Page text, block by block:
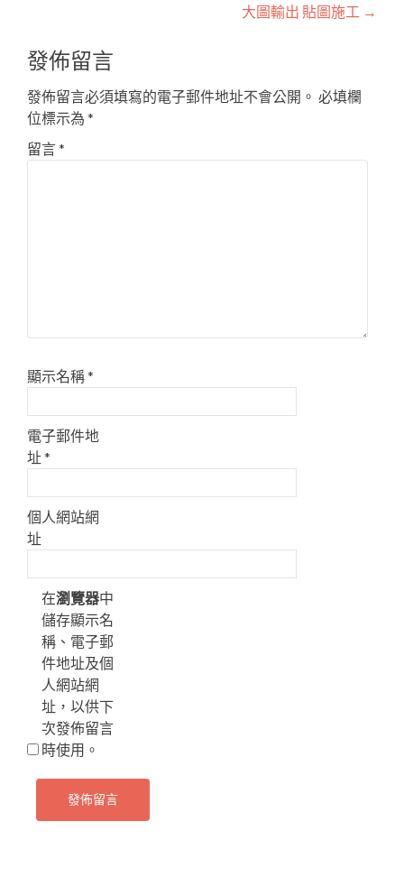
大圖輸出 貼圖施工 →
發佈留言
發佈留言必須填寫的電子郵件地址不會公開。 必填欄
位標示為 *
留言*
顯示名稱*
電子郵件地
址*
個人網站網
址
在瀏覽器中
儲存顯示名
稱、電子郵
件地址及個
人網站網
址，以供下
次發佈留言
時使用。